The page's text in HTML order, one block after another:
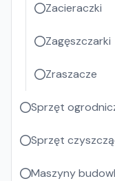
Zacieraczki
Zagęszczarki
Zraszacze
Sprzęt
Sprzęt
Maszyny